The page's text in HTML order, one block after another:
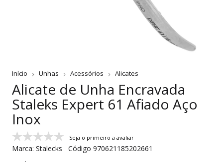
Início Unhas Acessórios Alicates
Alicate de Unha Encravada
Staleks Expert 61 Afiado Aço
Inox
Seja o primeiro a avaliar
Marca: Stalecks Código 970621185202661